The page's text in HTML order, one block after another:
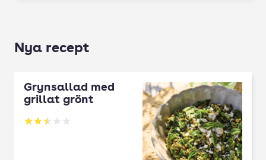
Nya recept
Grynsallad med
grillat grönt
Betyg: 2.5 av 5